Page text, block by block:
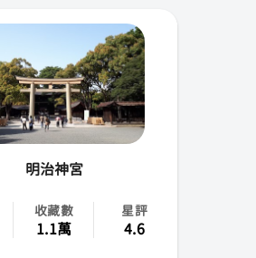
明治神宮
收藏數
1.1萬
星評
4.6